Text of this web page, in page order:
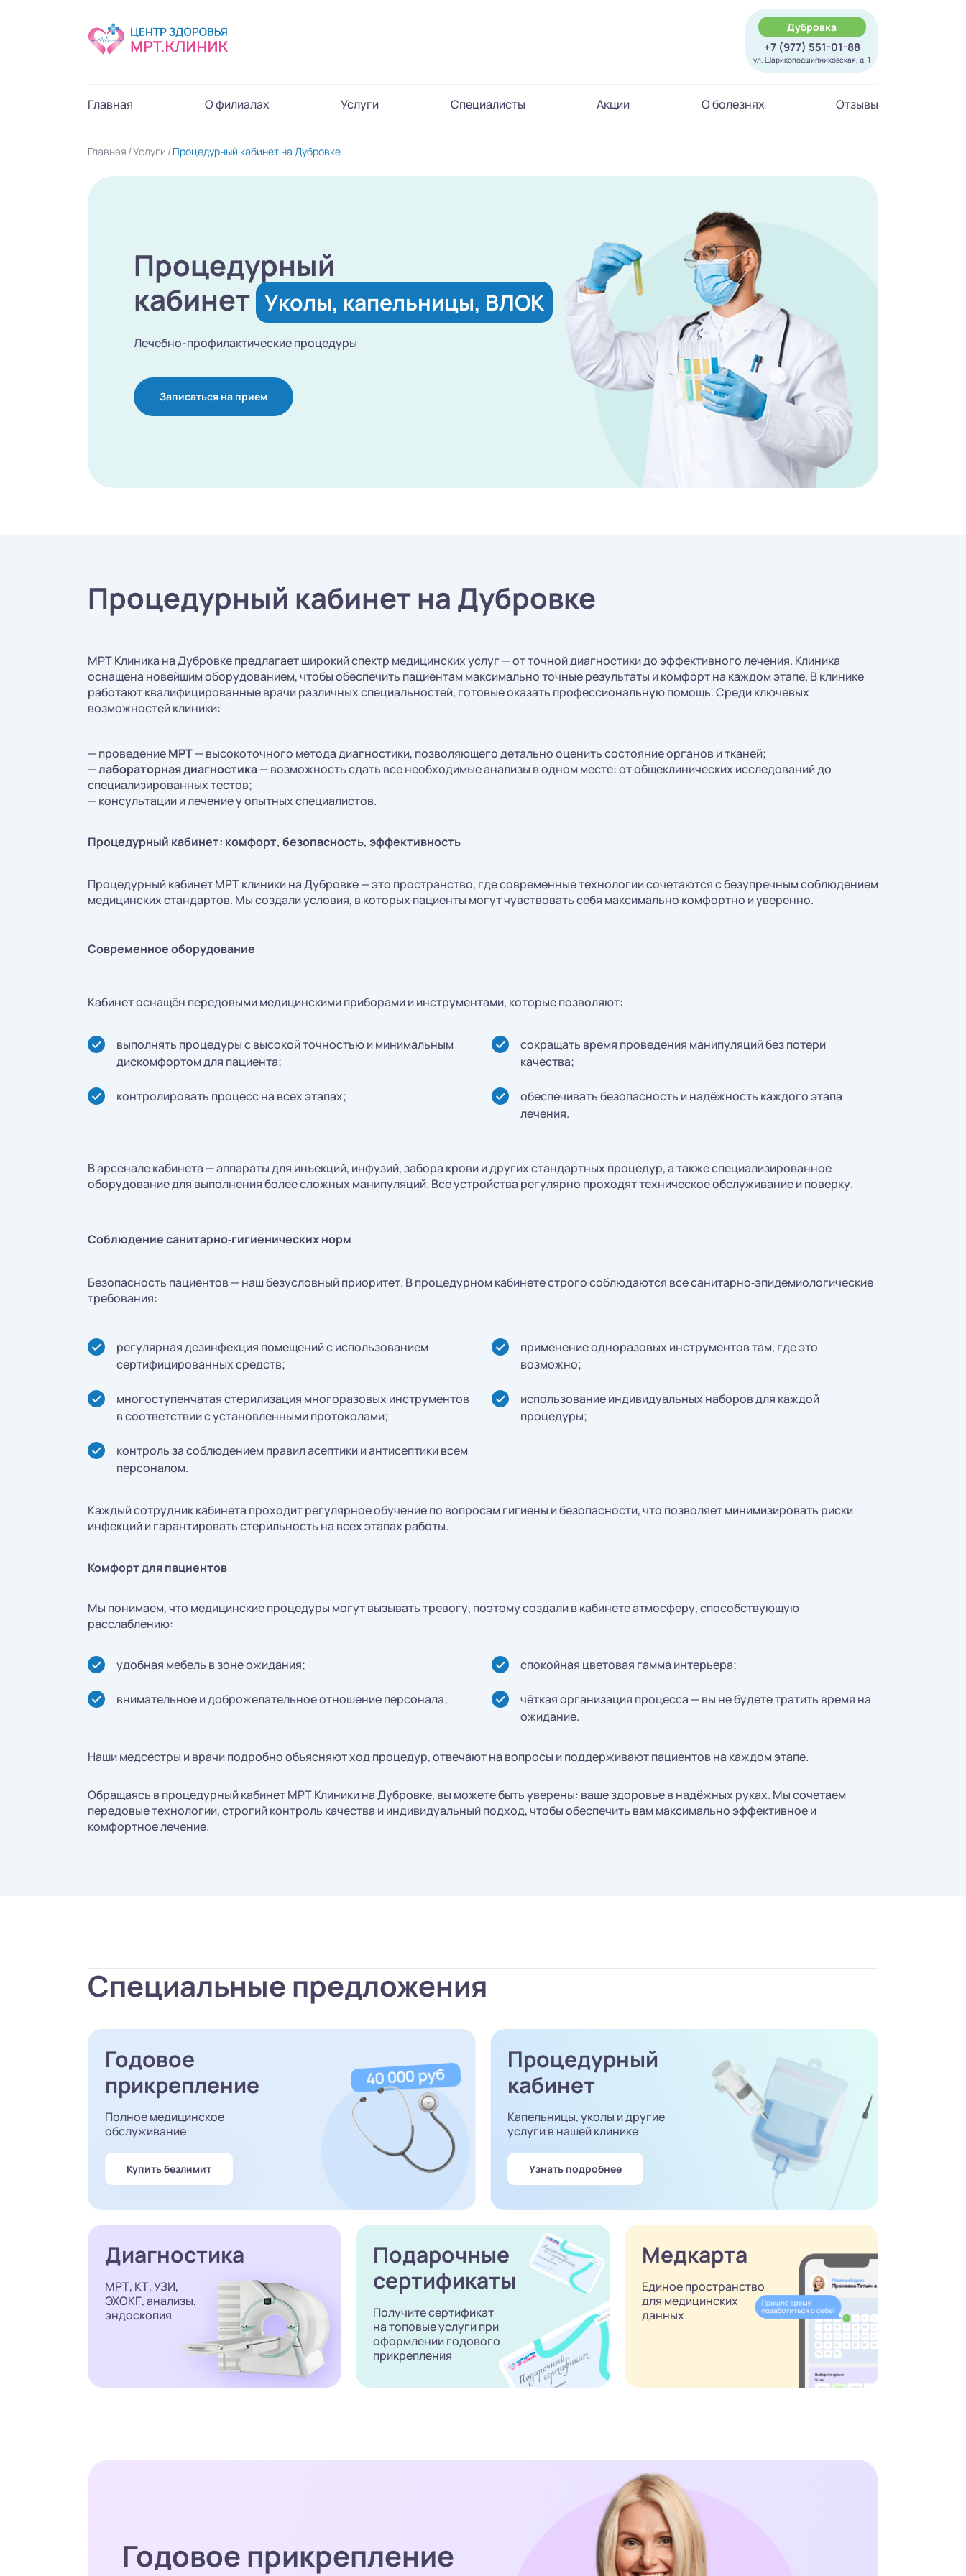
Дубровка
+7 (977) 551-01-88
ул. Шарикоподшипниковская, д. 1
Главная О филиалах Услуги Специалисты Акции О болезнях Отзывы
Главная Услуги Процедурный кабинет на Дубровке
Процедурный
кабинет Уколы, капельницы, ВЛОК
Лечебно-профилактические процедуры
Записаться на прием
Процедурный кабинет на Дубровке
МРТ Клиника на Дубровке предлагает широкий спектр медицинских услуг — от точной диагностики до эффективного лечения. Клиника
оснащена новейшим оборудованием, чтобы обеспечить пациентам максимально точные результаты и комфорт на каждом этапе. В клинике
работают квалифицированные врачи различных специальностей, готовые оказать профессиональную помощь. Среди ключевых
возможностей клиники:
— проведениеМРТ— высокоточного метода диагностики, позволяющего детально оценить состояние органов и тканей;
—лабораторная диагностика— возможность сдать все необходимые анализы в одном месте: от общеклинических исследований до
специализированных тестов;
— консультации и лечение у опытных специалистов.
Процедурный кабинет: комфорт, безопасность, эффективность
Процедурный кабинет МРТ клиники на Дубровке — это пространство, где современные технологии сочетаются с безупречным соблюдением
медицинских стандартов. Мы создали условия, в которых пациенты могут чувствовать себя максимально комфортно и уверенно.
Современное оборудование
Кабинет оснащён передовыми медицинскими приборами и инструментами, которые позволяют:
выполнять процедуры с высокой точностью и минимальным
дискомфортом для пациента;
сокращать время проведения манипуляций без потери
качества;
контролировать процесс на всех этапах;
обеспечивать безопасность и надёжность каждого этапа
лечения.
В арсенале кабинета — аппараты для инъекций, инфузий, забора крови и других стандартных процедур, а также специализированное
оборудование для выполнения более сложных манипуляций. Все устройства регулярно проходят техническое обслуживание и поверку.
Соблюдение санитарно‑гигиенических норм
Безопасность пациентов — наш безусловный приоритет. В процедурном кабинете строго соблюдаются все санитарно‑эпидемиологические
требования:
регулярная дезинфекция помещений с использованием
сертифицированных средств;
применение одноразовых инструментов там, где это
возможно;
многоступенчатая стерилизация многоразовых инструментов
в соответствии с установленными протоколами;
использование индивидуальных наборов для каждой
процедуры;
контроль за соблюдением правил асептики и антисептики всем
персоналом.
Каждый сотрудник кабинета проходит регулярное обучение по вопросам гигиены и безопасности, что позволяет минимизировать риски
инфекций и гарантировать стерильность на всех этапах работы.
Комфорт для пациентов
Мы понимаем, что медицинские процедуры могут вызывать тревогу, поэтому создали в кабинете атмосферу, способствующую
расслаблению:
удобная мебель в зоне ожидания; спокойная цветовая гамма интерьера;
внимательное и доброжелательное отношение персонала;
чёткая организация процесса — вы не будете тратить время на
ожидание.
Наши медсестры и врачи подробно объясняют ход процедур, отвечают на вопросы и поддерживают пациентов на каждом этапе.
Обращаясь в процедурный кабинет МРТ Клиники на Дубровке, вы можете быть уверены: ваше здоровье в надёжных руках. Мы сочетаем
передовые технологии, строгий контроль качества и индивидуальный подход, чтобы обеспечить вам максимально эффективное и
комфортное лечение.
Специальные предложения
Годовое
прикрепление
Полное медицинское
обслуживание
Купить безлимит
Процедурный
кабинет
Капельницы, уколы и другие
услуги в нашей клинике
Узнать подробнее
Диагностика
МРТ, КТ, УЗИ,
ЭХОКГ, анализы,
эндоскопия
Подарочные
сертификаты
Получите сертификат
на топовые услуги при
оформлении годового
прикрепления
Медкарта
Единое пространство
для медицинских
данных
Годовое прикрепление